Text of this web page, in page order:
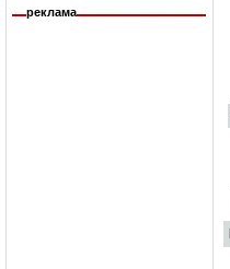
реклама